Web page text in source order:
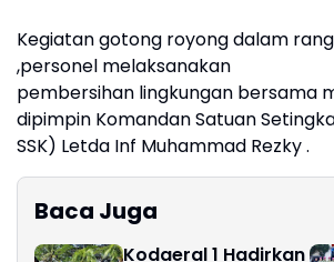
Kegiatan gotong royong dalam
,personel melaksanakan
pembersihan lingkungan bersama
dipimpin Komandan Satuan
SSK) Letda Inf Muhammad Rezky .
Baca Juga
Kodaeral 1 Hadirkan